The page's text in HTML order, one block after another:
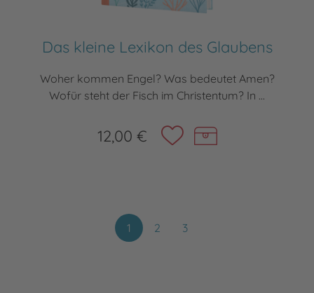
Das kleine Lexikon des Glaubens
Woher kommen Engel? Was bedeutet Amen?
Wofür steht der Fisch im Christentum? In ...
12,00 €
1 2 3